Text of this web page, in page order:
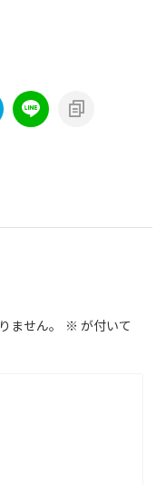
ません。 ※ が付いて